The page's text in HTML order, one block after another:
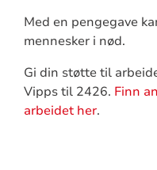
Med en pengegave
mennesker i nød.
Gi din støtte til
Vipps til 2426. Finn
arbeidet her.